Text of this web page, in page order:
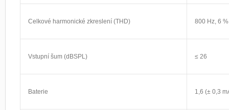
Celkové harmonické zkreslení (THD) 800 Hz, 6
Vstupní šum (dBSPL) ≤ 26
Baterie 1,6 (± 0,3